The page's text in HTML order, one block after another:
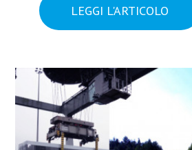
LEGGI L'ARTICOLO